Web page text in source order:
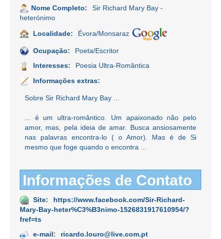
Nome Completo:
Sir Richard Mary Bay -
heterónimo
Localidade: Évora/Monsaraz
Ocupação:
Poeta/Escritor
Interesses:
Poesia Ultra-Romântica
Informações extras:
Sobre Sir Richard Mary Bay ...
... é um ultra-romântico. Um apaixonado não pelo
amor, mas, pela ideia de amar. Busca ansiosamente
nas palavras encontra-lo ( o Amor). Mas é de Si
mesmo que foge quando o encontra ...
Informações de Contato
Site:
https://www.facebook.com/Sir-Richard-
Mary-Bay-heter%C3%B3nimo-1526831917610954/?
fref=ts
e-mail:
ricardo.louro@live.com.pt